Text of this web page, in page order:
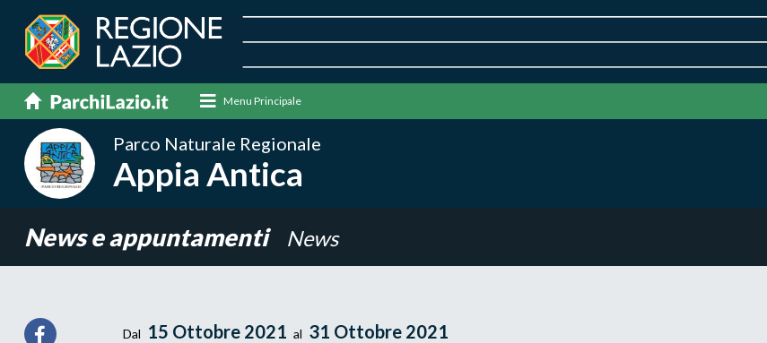
Menu Principale
Parco Naturale Regionale
Appia Antica
News e appuntamenti News
Dal 15 Ottobre 2021 al 31 Ottobre 2021